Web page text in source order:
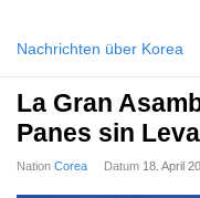
Nachrichten über Korea
La Gran
Panes sin
Nation Corea Datum 18. April